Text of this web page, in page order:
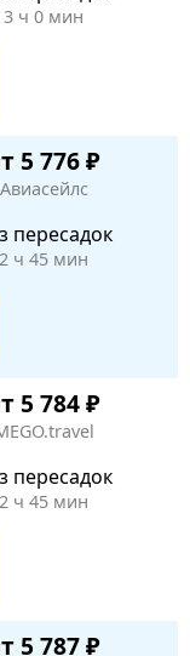
3 ч 0 мин
5 776 ₽
Авиасейлс
пересадок
2 ч 45 мин
5 784 ₽
пересадок
2 ч 45 мин
5 787 ₽